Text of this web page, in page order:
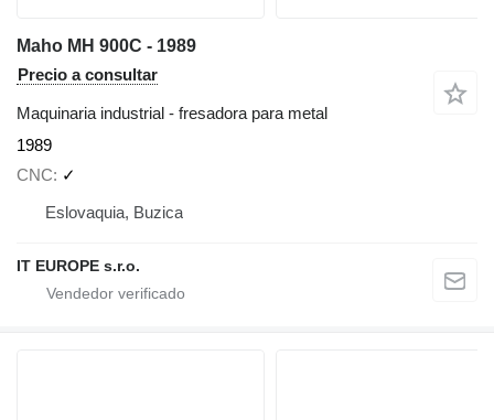
Maho MH 900C - 1989
Precio a consultar
Maquinaria industrial - fresadora para metal
1989
CNC
✓
Eslovaquia, Buzica
IT EUROPE s.r.o.